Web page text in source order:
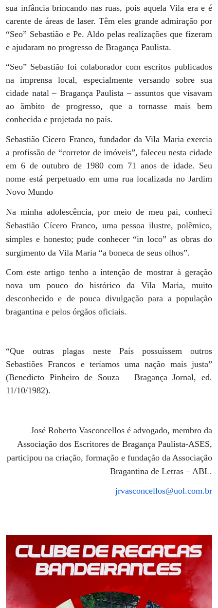
sua infância brincando nas ruas, pois aquela Vila era e é
carente de áreas de laser. Têm eles grande admiração por
“Seo” Sebastião e Pe. Aldo pelas realizações que fizeram
e ajudaram no progresso de Bragança Paulista.
“Seo” Sebastião foi colaborador com escritos publicados
na imprensa local, especialmente versando sobre sua
cidade natal – Bragança Paulista – assuntos que visavam
ao âmbito de progresso, que a tornasse mais bem
conhecida e projetada no país.
Sebastião Cícero Franco, fundador da Vila Maria exercia
a profissão de “corretor de imóveis”, faleceu nesta cidade
em 6 de outubro de 1980 com 71 anos de idade. Seu
nome está perpetuado em uma rua localizada no Jardim
Novo Mundo
Na minha adolescência, por meio de meu pai, conheci
Sebastião Cícero Franco, uma pessoa ilustre, polêmico,
simples e honesto; pude conhecer “in loco” as obras do
surgimento da Vila Maria “a boneca de seus olhos”.
Com este artigo tenho a intenção de mostrar à geração
nova um pouco do histórico da Vila Maria, muito
desconhecido e de pouca divulgação para a população
bragantina e pelos órgãos oficiais.
“Que outras plagas neste País possuíssem outros
Sebastiões Francos e teríamos uma nação mais justa”
(Benedicto Pinheiro de Souza – Bragança Jornal, ed.
11/10/1982).
José Roberto Vasconcellos é advogado, membro da
Associação dos Escritores de Bragança Paulista-ASES,
participou na criação, formação e fundação da Associação
Bragantina de Letras – ABL.
jrvasconcellos@uol.com.br